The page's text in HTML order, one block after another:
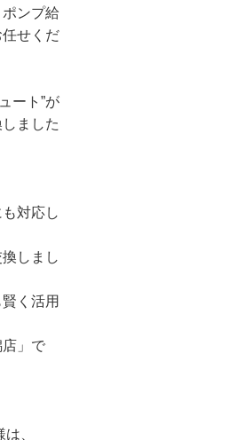
ンプ給
せくだ
ート”が
ました
対応し
しまし
く活用
」で
、